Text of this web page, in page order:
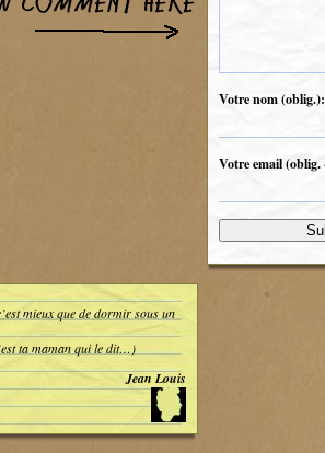
Votre nom (oblig.):
Votre email (oblig.
mieux que de dormir sous un
ta maman qui le dit…)
Jean Louis